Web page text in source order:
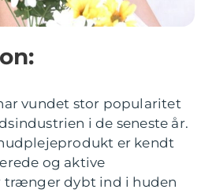
vundet stor popularitet
i de seneste år.
er kendt
og aktive
trænger dybt ind i huden